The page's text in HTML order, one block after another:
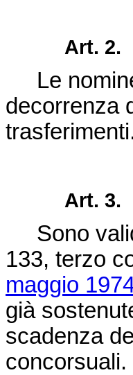
Art. 2.
Le
decorrenza
Art. 3.
Sono
133, terzo
maggio
già
scadenza
concorsuali.